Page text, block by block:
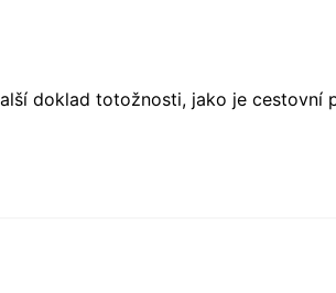
doklad totožnosti, jako je cestovní